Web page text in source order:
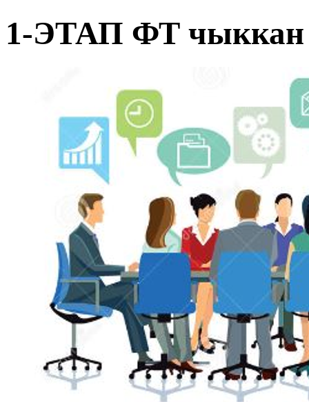
1-ЭТАП ФТ чыккан